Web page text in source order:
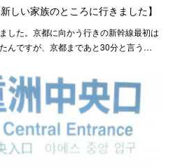
しい家族のところに行きました】
した。京都に向かう行きの新幹線最初は
んですが、京都まであと30分と言う…